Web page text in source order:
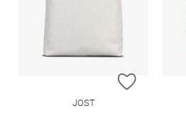
ZUR
JOST